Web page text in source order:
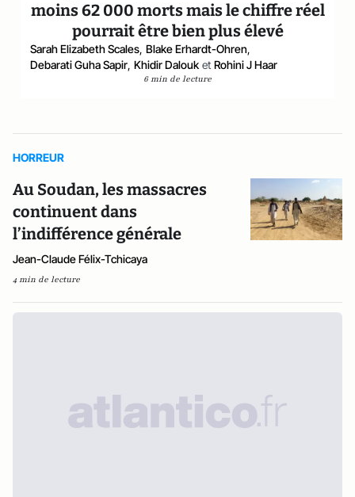
moins 62 000 morts mais le chiffre réel
pourrait être bien plus élevé
Sarah Elizabeth Scales, Blake Erhardt-Ohren,
Debarati Guha Sapir, Khidir Dalouk et Rohini J Haar
6 min de lecture
HORREUR
Au Soudan, les massacres
continuent dans
l’indifférence générale
Jean-Claude Félix-Tchicaya
4 min de lecture